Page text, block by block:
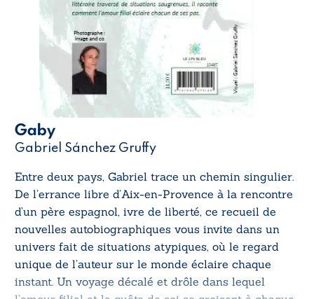
Gaby
Gabriel Sánchez Gruffy
Entre deux pays, Gabriel trace un chemin singulier.
De l’errance libre d’Aix-en-Provence à la rencontre
d’un père espagnol, ivre de liberté, ce recueil de
nouvelles autobiographiques vous invite dans un
univers fait de situations atypiques, où le regard
unique de l’auteur sur le monde éclaire chaque
instant. Un voyage décalé et drôle dans lequel